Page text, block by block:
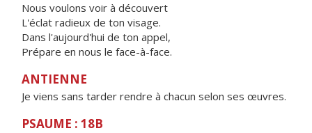
Nous voulons voir à découvert
L'éclat radieux de ton visage.
Dans l'aujourd'hui de ton appel,
Prépare en nous le face-à-face.
ANTIENNE
Je viens sans tarder rendre à chacun selon ses œuvres.
PSAUME : 18B